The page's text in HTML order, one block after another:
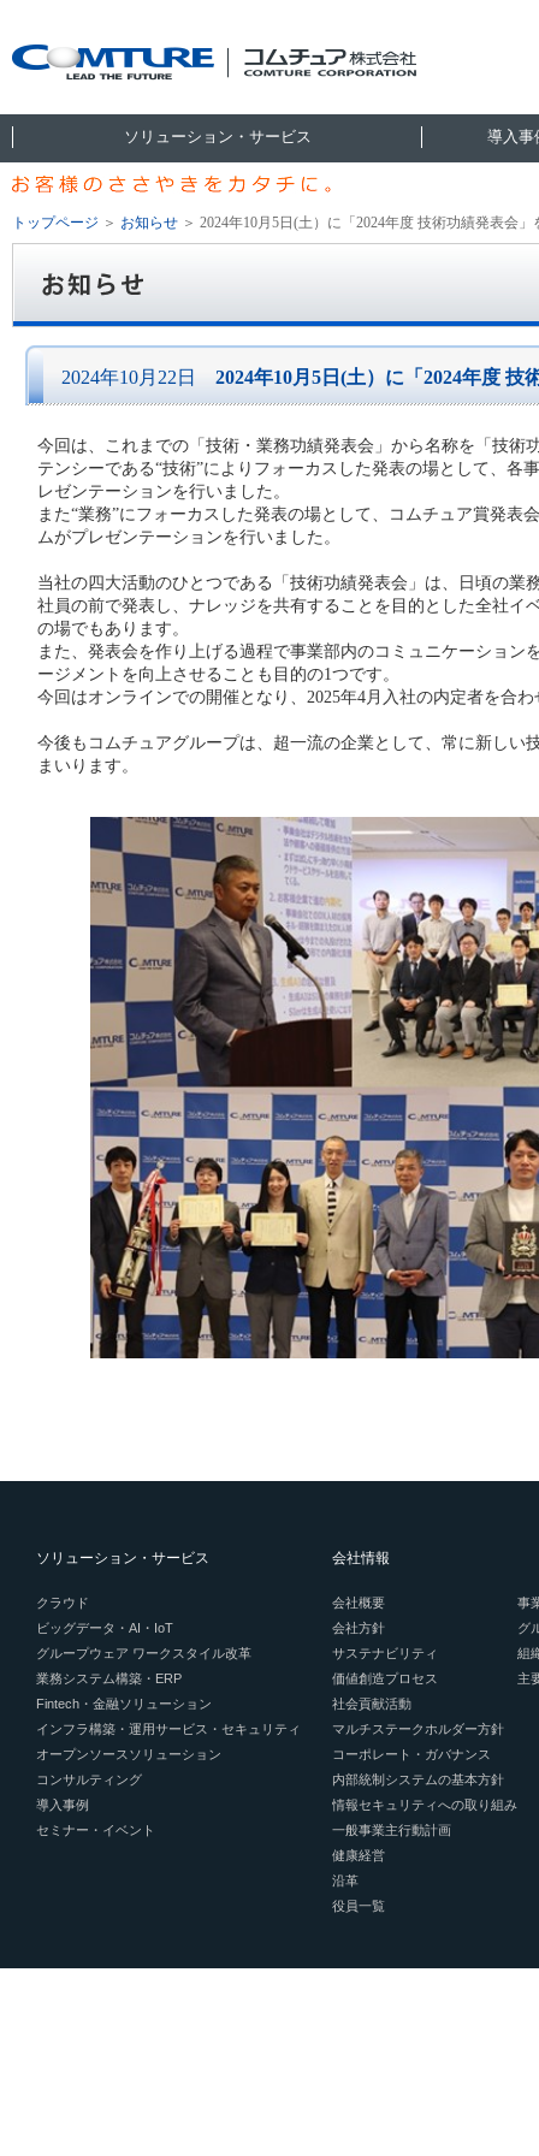
ソリューション・サービス 導入事
トップページ ＞ お知らせ ＞ 2024年10月5日(土）に「2024年度 技術功績発表会
2024年10月22日 2024年10月5日(土）に「2024年度
今回は、これまでの「技術・業務功績発表会」から名称を「技術
テンシーである“技術”によりフォーカスした発表の場として、各
レゼンテーションを行いました。
また“業務”にフォーカスした発表の場として、コムチュア賞発表
ムがプレゼンテーションを行いました。
当社の四大活動のひとつである「技術功績発表会」は、日頃の業
社員の前で発表し、ナレッジを共有することを目的とした全社イ
の場でもあります。
また、発表会を作り上げる過程で事業部内のコミュニケーション
ージメントを向上させることも目的の1つです。
今回はオンラインでの開催となり、2025年4月入社の内定者を合
今後もコムチュアグループは、超一流の企業として、常に新しい
まいります。
ソリューション・サービス
クラウド
ビッグデータ・AI・IoT
グループウェア ワークスタイル改革
業務システム構築・ERP
Fintech・金融ソリューション
インフラ構築・運用サービス・セキュリティ
オープンソースソリューション
コンサルティング
導入事例
セミナー・イベント
会社情報
会社概要
会社方針
サステナビリティ
価値創造プロセス
社会貢献活動
マルチステークホルダー方針
コーポレート・ガバナンス
内部統制システムの基本方針
情報セキュリティへの取り組み
一般事業主行動計画
健康経営
沿革
役員一覧
事
グ
組
主